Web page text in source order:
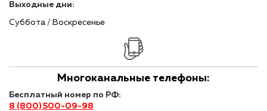
Выходные дни:
Суббота / Воскресенье
Многоканальные телефоны:
Бесплатный номер по РФ:
8 (800) 500-09-98